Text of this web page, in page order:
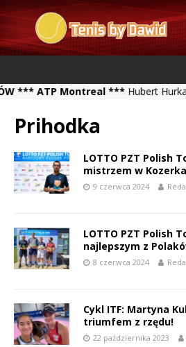
ATP Montreal ***Hubert Hurkacz
Prihodka
LOTTO PZT Polish
mistrzem w
9 czerwca 2024
LOTTO PZT Polish
najlepszym z
8 czerwca 2024
Cykl ITF: Martyna
triumfem z rzędu!
22 października 2023